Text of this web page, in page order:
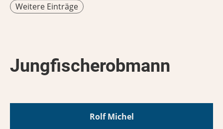
Weitere Einträge
Jungfischerobmann
Rolf Michel